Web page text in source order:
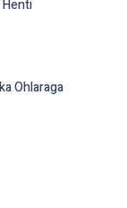
Ohlaraga